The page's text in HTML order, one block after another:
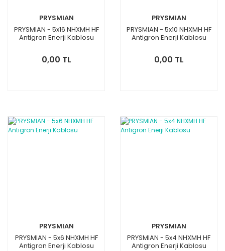
PRYSMIAN
PRYSMIAN - 5x16 NHXMH HF
Antigron Enerji Kablosu
0,00 TL
PRYSMIAN
PRYSMIAN - 5x10 NHXMH HF
Antigron Enerji Kablosu
0,00 TL
PRYSMIAN
PRYSMIAN - 5x6 NHXMH HF
Antigron Enerji Kablosu
PRYSMIAN
PRYSMIAN - 5x4 NHXMH HF
Antigron Enerji Kablosu